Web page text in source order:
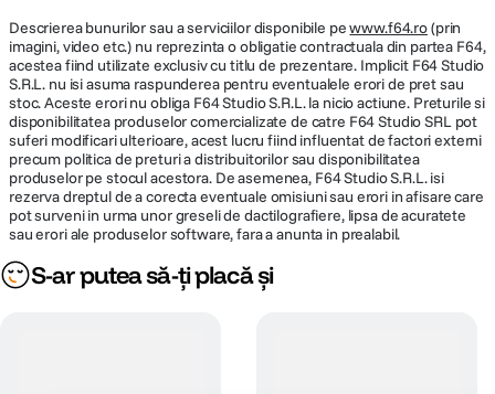
Descrierea bunurilor sau a serviciilor disponibile pewww.f64.ro(prin
imagini, video etc.) nu reprezinta o obligatie contractuala din partea F64,
acestea fiind utilizate exclusiv cu titlu de prezentare. Implicit F64 Studio
S.R.L. nu isi asuma raspunderea pentru eventualele erori de pret sau
stoc. Aceste erori nu obliga F64 Studio S.R.L. la nicio actiune. Preturile si
disponibilitatea produselor comercializate de catre F64 Studio SRL pot
suferi modificari ulterioare, acest lucru fiind influentat de factori externi
precum politica de preturi a distribuitorilor sau disponibilitatea
produselor pe stocul acestora. De asemenea, F64 Studio S.R.L. isi
rezerva dreptul de a corecta eventuale omisiuni sau erori in afisare care
pot surveni in urma unor greseli de dactilografiere, lipsa de acuratete
sau erori ale produselor software, fara a anunta in prealabil.
S-ar putea să-ți placă și